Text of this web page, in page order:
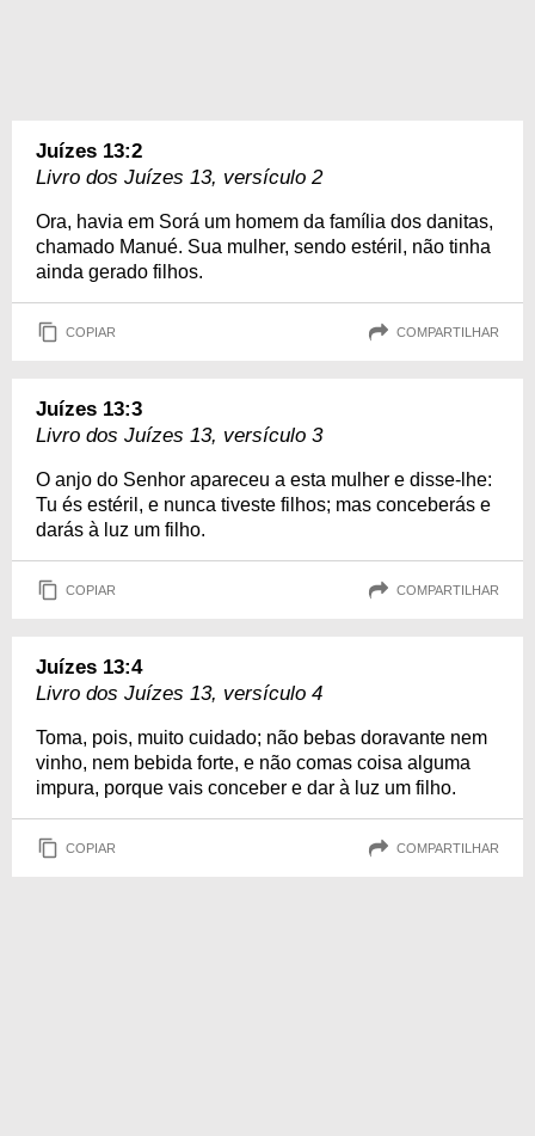
Juízes 13:2
Livro dos Juízes 13, versículo 2
Ora, havia em Sorá um homem da família dos danitas,
chamado Manué. Sua mulher, sendo estéril, não tinha
ainda gerado filhos.
COPIAR COMPARTILHAR
Juízes 13:3
Livro dos Juízes 13, versículo 3
O anjo do Senhor apareceu a esta mulher e disse-lhe:
Tu és estéril, e nunca tiveste filhos; mas conceberás e
darás à luz um filho.
COPIAR COMPARTILHAR
Juízes 13:4
Livro dos Juízes 13, versículo 4
Toma, pois, muito cuidado; não bebas doravante nem
vinho, nem bebida forte, e não comas coisa alguma
impura, porque vais conceber e dar à luz um filho.
COPIAR COMPARTILHAR